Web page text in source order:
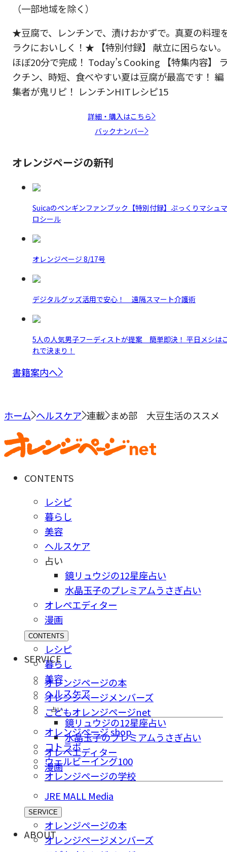
（一部地域を除く）
★豆腐で、レンチンで、漬けおかずで。真夏の料理
ラクにおいしく！★ 【特別付録】 献立に困らない。
ほぼ20分で完成！ Today’s Cooking 【特集内容】
クチン、時短、食べやすい夏は豆腐が最高です！ 編
集者が鬼リピ！ レンチンHITレシピ15
詳細・購入はこちら
バックナンバー
オレンジページの新刊
Suicaのペンギンファンブック【特別付録】ぷっくりマシュマ
ロシール
オレンジページ 8/17号
デジタルグッズ活用で安心！ 遠隔スマート介護術
5人の人気男子フーディストが提案 簡単即決！ 平日メシは
れで決まり！
書籍案内へ
ホーム ヘルスケア 連載 まめ部 大豆生活のススメ
CONTENTS
レシピ
暮らし
美容
ヘルスケア
占い
鏡リュウジの12星座占い
水晶玉子のプレミアムうさぎ占い
オレペエディター
漫画
CONTENTS
レシピ
暮らし
美容
ヘルスケア
占い
鏡リュウジの12星座占い
水晶玉子のプレミアムうさぎ占い
オレペエディター
漫画
SERVICE
オレンジページの本
オレンジページメンバーズ
こどもオレンジページnet
オレンジページ shop
コトラボ
ウェルビーイング100
オレンジページの学校
JRE MALL Media
SERVICE
オレンジページの本
オレンジページメンバーズ
ABOUT